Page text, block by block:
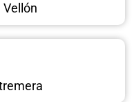
Vellón